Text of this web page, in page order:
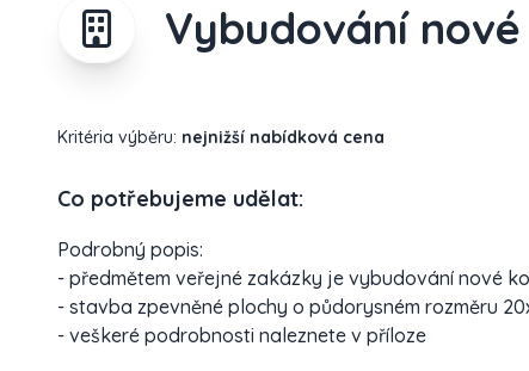
Vybudování
Kritéria výběru: nejnižší nabídková cena
Co potřebujeme udělat:
Podrobný popis:
- předmětem veřejné zakázky je vybudování nové
- stavba zpevněné plochy o půdorysném rozměru
- veškeré podrobnosti naleznete v příloze